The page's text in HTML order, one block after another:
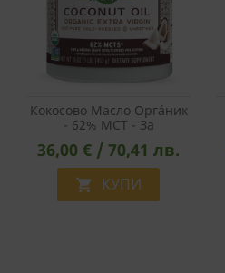
Кокосово Масло Оргáник
- 62% MCT - За
Кулинарна, Диетична И
Козметична Употреба,
474 Ml
36,00 € / 70,41 лв.
 КУПИ